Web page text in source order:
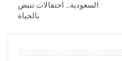
السعودية.. احتفالات تنبض
بالحياة